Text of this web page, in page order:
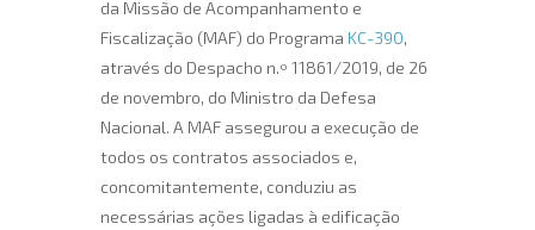
da Missão de Acompanhamento e
Fiscalização (MAF) do Programa KC-390,
através do Despacho n.º 11861/2019, de 26
de novembro, do Ministro da Defesa
Nacional. A MAF assegurou a execução de
todos os contratos associados e,
concomitantemente, conduziu as
necessárias ações ligadas à edificação